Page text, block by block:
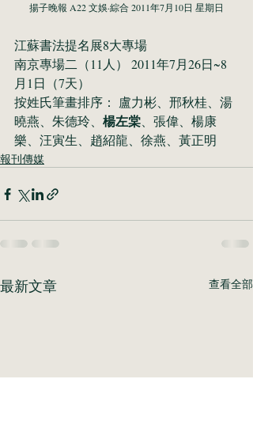
揚子晚報 A22 文娛·綜合 2011年7月10日 星期日
江蘇書法提名展8大專場
南京專場二（11人） 2011年7月26日~8
月1日（7天）
按姓氏筆畫排序： 盧力彬、邢秋桂、湯
曉燕、朱德玲、 楊左棠、張偉、楊康
樂、汪寅生、趙紹龍、徐燕、黃正明
報刊傳媒
最新文章 查看全部